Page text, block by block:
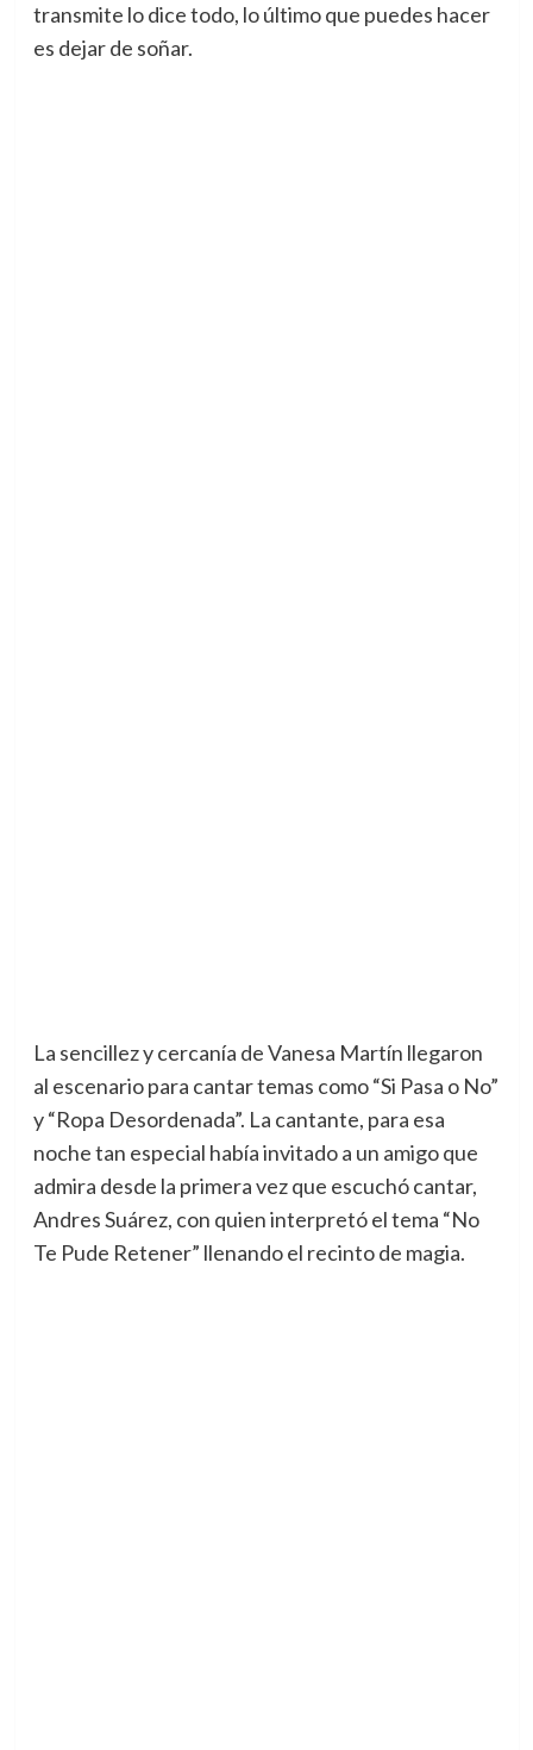
transmite lo dice todo, lo último que puedes hacer
es dejar de soñar.
La sencillez y cercanía de Vanesa Martín llegaron
al escenario para cantar temas como “Si Pasa o No”
y “Ropa Desordenada”. La cantante, para esa
noche tan especial había invitado a un amigo que
admira desde la primera vez que escuchó cantar,
Andres Suárez, con quien interpretó el tema “No
Te Pude Retener” llenando el recinto de magia.